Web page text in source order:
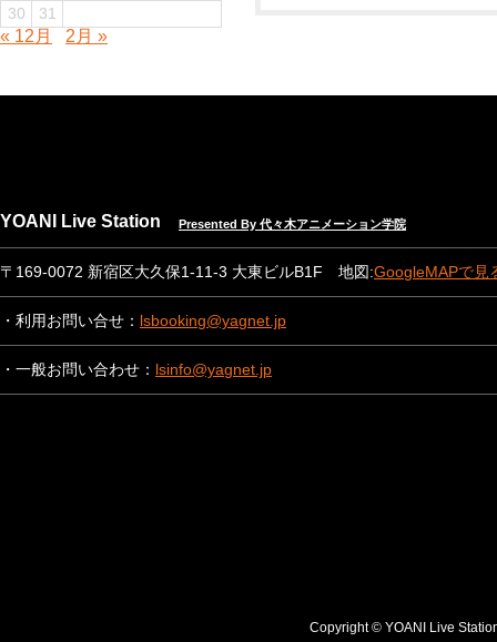
30
31
« 12月 2月 »
YOANI Live Station Presented By 代々木アニメーション学院
〒169-0072 新宿区大久保1-11-3 大東ビルB1F 地図:GoogleMAPで見
・利用お問い合せ： lsbooking@yagnet.jp
・一般お問い合わせ： lsinfo@yagnet.jp
Copyright © YOANI Live